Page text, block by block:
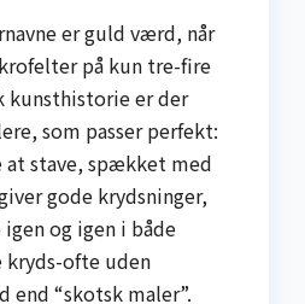
er guld værd, når
på kun tre-fire
kunsthistorie er der
som passer perfekt:
at stave, spækket med
gode krydsninger,
og igen i både
kryds-ofte uden
end “skotsk maler”.